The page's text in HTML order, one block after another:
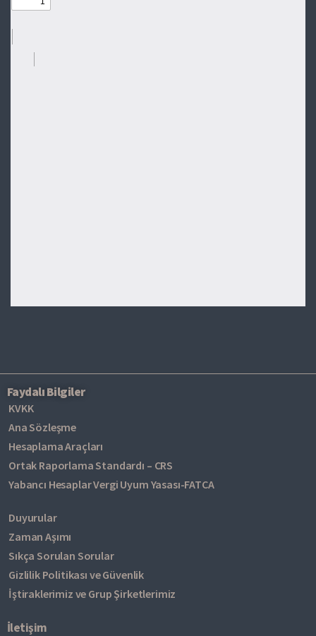
Faydalı Bilgiler
KVKK
Ana Sözleşme
Hesaplama Araçları
Ortak Raporlama Standardı – CRS
Yabancı Hesaplar Vergi Uyum Yasası-FATCA
Duyurular
Zaman Aşımı
Sıkça Sorulan Sorular
Gizlilik Politikası ve Güvenlik
İştiraklerimiz ve Grup Şirketlerimiz
İletişim